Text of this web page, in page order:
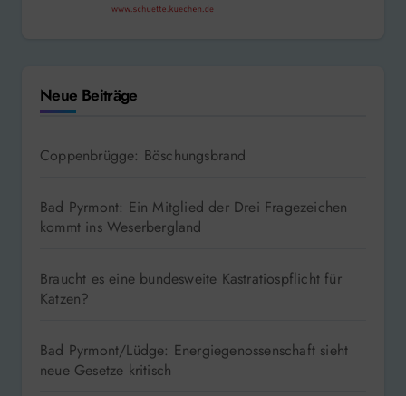
Neue Beiträge
Coppenbrügge: Böschungsbrand
Bad Pyrmont: Ein Mitglied der Drei Fragezeichen
kommt ins Weserbergland
Braucht es eine bundesweite Kastratiospflicht für
Katzen?
Bad Pyrmont/Lüdge: Energiegenossenschaft sieht
neue Gesetze kritisch